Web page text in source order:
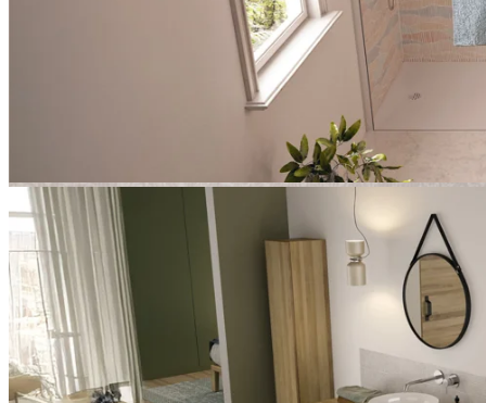
La paroi de douche Solo Z, conçue pour les espaces de douche
ouverts, séduit par son design épuré et ses détails pratiques :
un porte-serviettes intégré au profilé ainsi qu’une étagère intérieure
spacieuse pour les accessoires de douche permettent de gagner un
espace précieux dans la salle de bains tout en offrant un confort
optimal.
Porte-serviettes pratique et peu encombrant
Paroi de douche Solo Z